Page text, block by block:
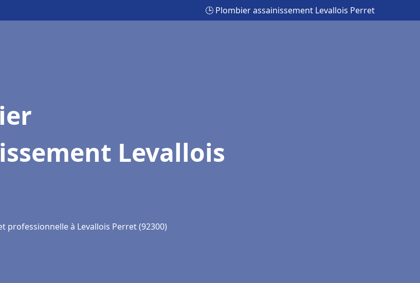
🕒 Plombier assainissement Levallois Perret
Levallois
professionnelle à Levallois Perret (92300)